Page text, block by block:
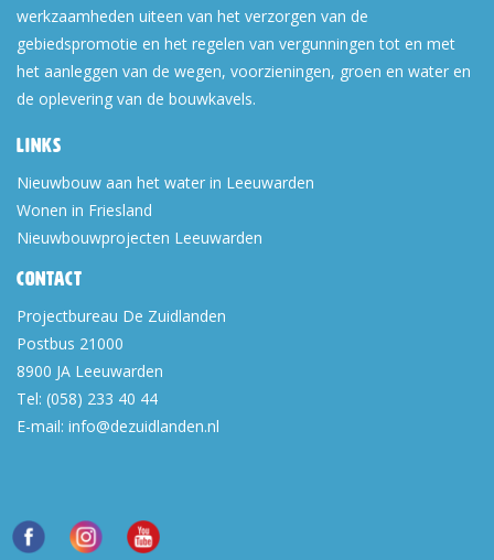
werkzaamheden uiteen van het verzorgen van de
gebiedspromotie en het regelen van vergunningen tot en met
het aanleggen van de wegen, voorzieningen, groen en water en
de oplevering van de bouwkavels.
Links
Nieuwbouw aan het water in Leeuwarden
Wonen in Friesland
Nieuwbouwprojecten Leeuwarden
Contact
Projectbureau De Zuidlanden
Postbus 21000
8900 JA Leeuwarden
Tel: (058) 233 40 44
E-mail: info@dezuidlanden.nl